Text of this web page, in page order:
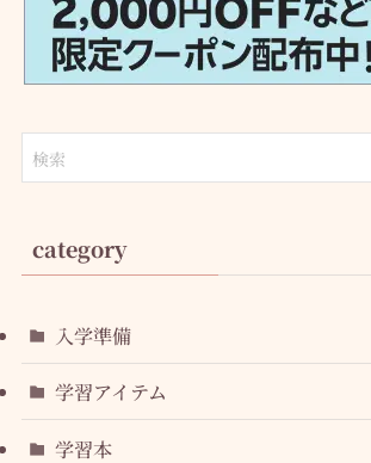
category
入学準備
学習アイテム
学習本